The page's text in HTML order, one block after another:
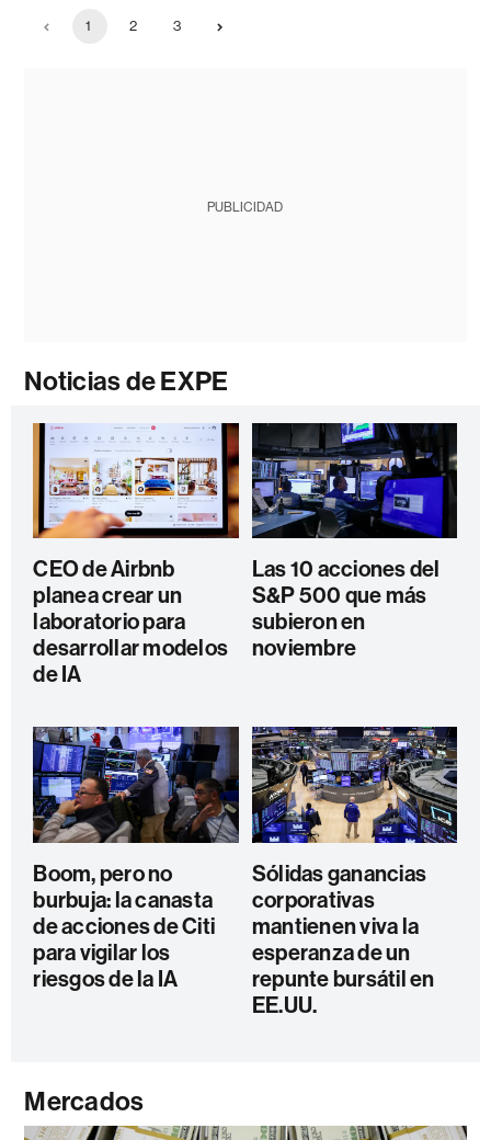
1 2 3
PUBLICIDAD
Noticias de EXPE
CEO de Airbnb
planea crear un
laboratorio para
desarrollar modelos
de IA
Las 10 acciones del
S&P 500 que más
subieron en
noviembre
Boom, pero no
burbuja: la canasta
de acciones de Citi
para vigilar los
riesgos de la IA
Sólidas ganancias
corporativas
mantienen viva la
esperanza de un
repunte bursátil en
EE.UU.
Mercados